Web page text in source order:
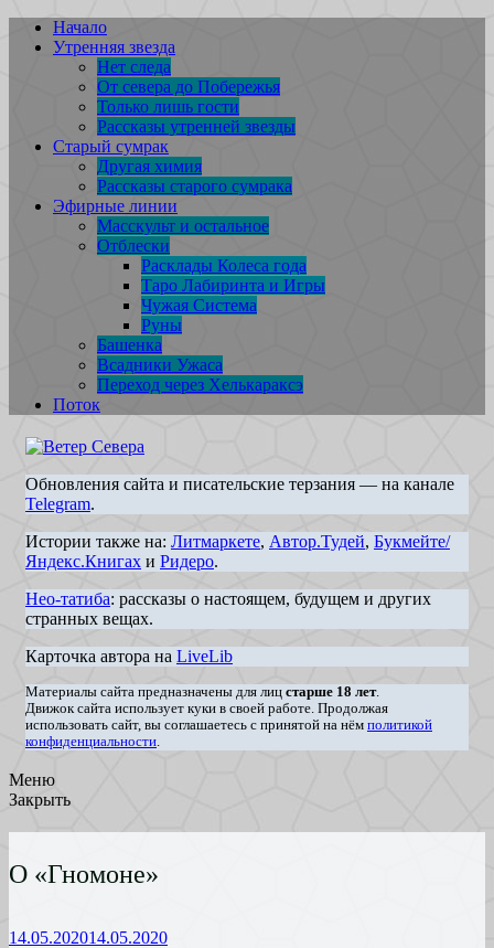
Перейти
содержимому
Начало
Утренняя звезда
Нет следа
От севера до Побережья
Только лишь гости
Рассказы утренней звезды
Старый сумрак
Другая химия
Рассказы старого сумрака
Эфирные линии
Масскульт и остальное
Отблески
Расклады Колеса года
Таро Лабиринта и Игры
Чужая Система
Руны
Башенка
Всадники Ужаса
Переход через Хелькараксэ
Поток
Обновления сайта и писательские терзания — на канале
Telegram.
Истории также на: Литмаркете, Автор.Тудей, Букмейте/
Яндекс.Книгах и Ридеро.
Нео-татиба: рассказы о настоящем, будущем и других
странных вещах.
Карточка автора на LiveLib
Материалы сайта предназначены для лиц старше 18 лет.
Движок сайта использует куки в своей работе. Продолжая
использовать сайт, вы соглашаетесь с принятой на нём политикой
конфиденциальности.
Меню
Закрыть
О «Гномоне»
14.05.202014.05.2020